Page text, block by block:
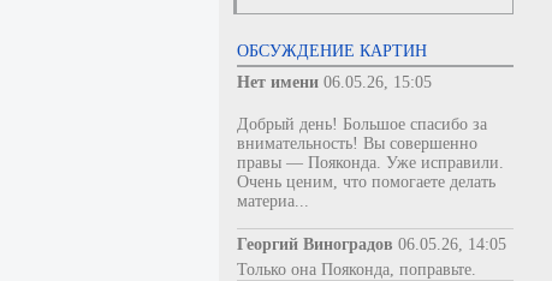
ОБСУЖДЕНИЕ КАРТИН
Нет имени 06.05.26, 15:05
Добрый день! Большое спасибо за
внимательность! Вы совершенно
правы — Пояконда. Уже исправили.
Очень ценим, что помогаете делать
материа...
Георгий Виноградов 06.05.26, 14:05
Только она Пояконда, поправьте.